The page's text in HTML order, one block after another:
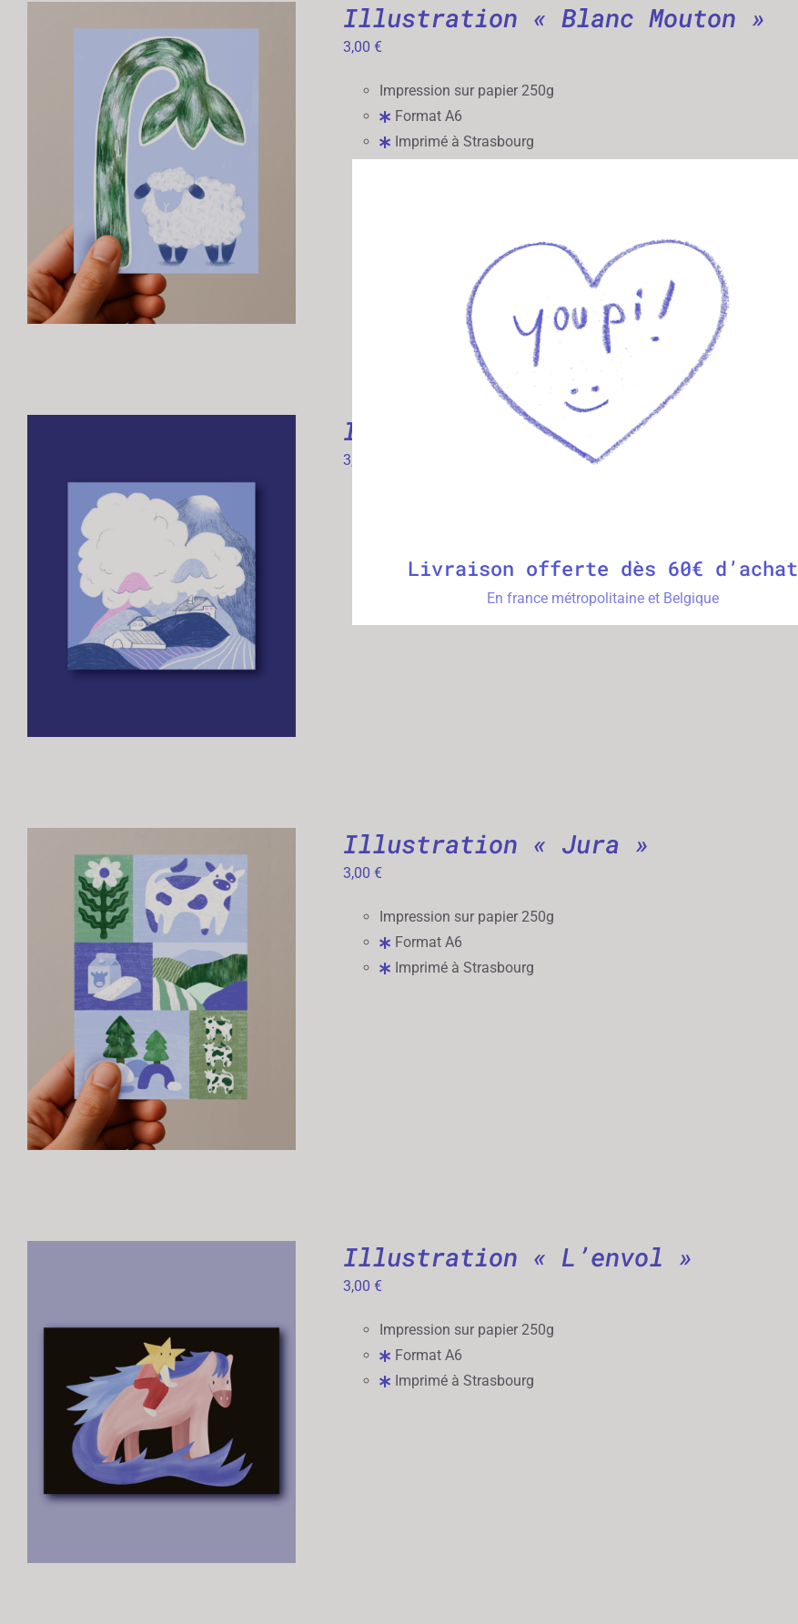
AJOUTER AU PANIER
Illustration « Blanc Mouton »
3,00 €
Impression sur papier 250g
Format A6
Imprimé à Strasbourg
AJOUTER AU PANIER / APERÇU
Illustration « Doubs »
3,00
AJOUTER AU PANIER APERÇU
Illustration « Jura »
3,00 €
Impression sur papier 250g
Format A6
Imprimé à Strasbourg
AJOUTER AU PANIER APERÇU
Illustration « L’envol »
3,00 €
Impression sur papier 250g
Format A6
Imprimé à Strasbourg
Livraison offerte dès 60€ d’achat
En france métropolitaine et Belgique